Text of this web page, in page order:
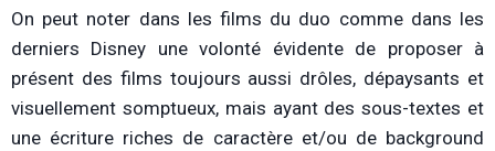
On peut noter dans les films du duo comme dans les
derniers Disney une volonté évidente de proposer à
présent des films toujours aussi drôles, dépaysants et
visuellement somptueux, mais ayant des sous-textes et
une écriture riches de caractère et/ou de background